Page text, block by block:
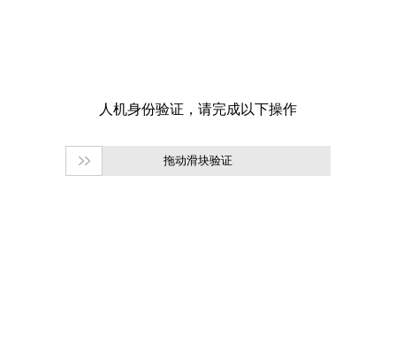
拖动滑块验证